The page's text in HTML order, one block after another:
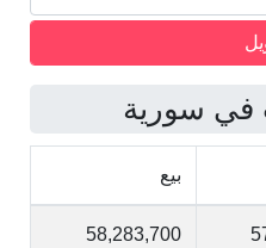
في سورية
بيع
58,283,700